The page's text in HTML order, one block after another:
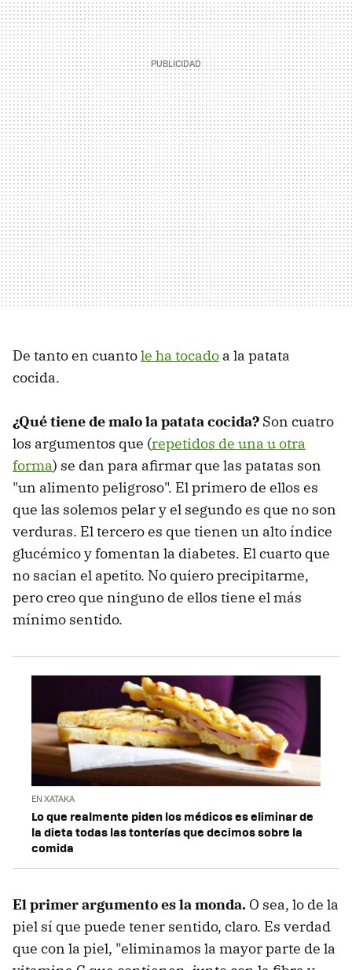
De tanto en cuantole ha tocado a la patata
cocida.
¿Qué tiene de malo la patata cocida? Son cuatro
los argumentos que (repetidos de una u otra
forma) se dan para afirmar que las patatas son
"un alimento peligroso". El primero de ellos es
que las solemos pelar y el segundo es que no son
verduras. El tercero es que tienen un alto índice
glucémico y fomentan la diabetes. El cuarto que
no sacian el apetito. No quiero precipitarme,
pero creo que ninguno de ellos tiene el más
mínimo sentido.
EN XATAKA
Lo que realmente piden los médicos es eliminar de
la dieta todas las tonterías que decimos sobre la
comida
El primer argumento es la monda. O sea, lo de la
piel sí que puede tener sentido, claro. Es verdad
que con la piel, "eliminamos la mayor parte de la